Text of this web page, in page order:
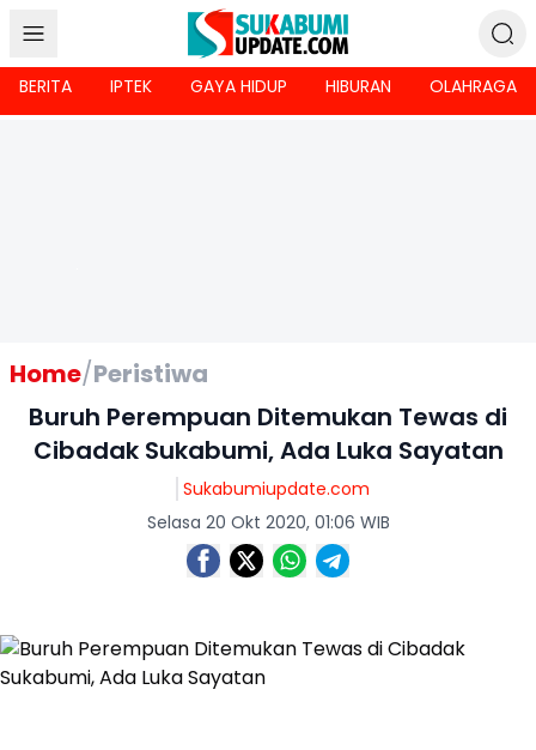
BERITA IPTEK GAYA HIDUP HIBURAN OLAHRAGA
Home/Peristiwa
Buruh Perempuan Ditemukan Tewas di
Cibadak Sukabumi, Ada Luka Sayatan
Sukabumiupdate.com
Selasa 20 Okt 2020, 01:06 WIB